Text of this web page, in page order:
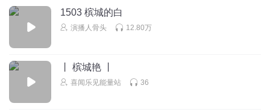
1503 槟城的白
演播人骨头 12.80万
丨 槟城艳 丨
喜闻乐见能量站 36